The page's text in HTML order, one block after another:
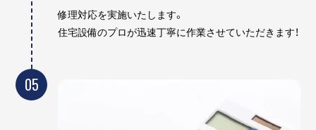
修理対応を実施いたします。
住宅設備のプロが迅速丁寧に作業させていただきます！
05